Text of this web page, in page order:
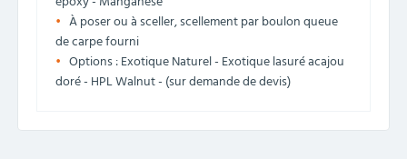
À poser ou à sceller, scellement par boulon queue
de carpe fourni
Options : Exotique Naturel - Exotique lasuré acajou
doré - HPL Walnut - (sur demande de devis)